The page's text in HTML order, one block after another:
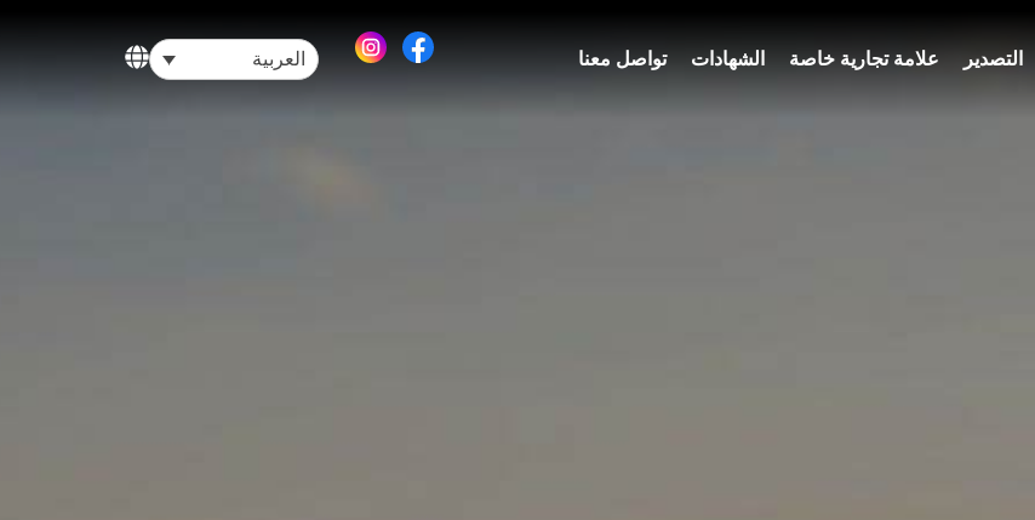
التصدير علامة تجارية خاصة الشهادات تواصل معنا العربية